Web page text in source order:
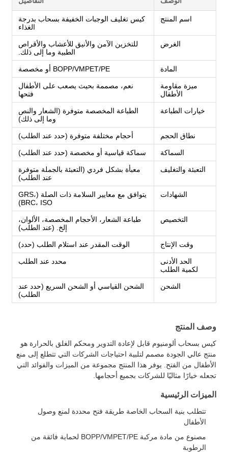
اسم المنتج
كيس تغليف الوجبات الخفيفة بسحاب بدرجة
الغذاء
الغرض
للتخزين الآمن والأنيق للأعشاب والأقراص
الطبية وما إلى ذلك.
المادة BOPP/VMPET/PE أو مخصصة
ميزة مقاومة
الأطفال
نعم، مصممة بحيث يصعب على الأطفال
فتحها
خيارات الطباعة
الطباعة المخصصة متوفرة (الشعار والنص
وما إلى ذلك)
نطاق الحجم أحجام مختلفة متوفرة (حدد عند الطلب)
السماكة سماكة قياسية أو مخصصة (حدد عند الطلب)
التعبئة والتغليف
معبأة بشكل فردي (التعبئة بالجملة متوفرة
عند الطلب)
الشهادات
يتوافق مع معايير السلامة ذات الصلة (GRS،
BRC، ISO)
التخصيص
طباعة الشعار، الأحجام المخصصة، الألوان،
إلخ. (عند الطلب)
وقت الإنتاج الوقت المقدر عند استلام الطلب (حدد)
الحد الأدنى
لكمية الطلب
محدد عند الطلب
الشحن
الشحن القياسي أو الشحن السريع (حدد عند
الطلب)
وصف المنتج
كيس بسحاب ألومنيوم قابل لإعادة التدوير ومحكم الغلق بالحرارة هو
منتج عالي الجودة مصمم لتلبية احتياجات الشركات التي تتطلع إلى منع
الأطفال من الفتح. يوفر هذا المنتج مجموعة من الميزات والفوائد التي
تجعله خيارًا مثاليًا للشركات بجميع أحجامها.
الميزات الرئيسية
تتطلب بنية السحاب الخاصة طريقة فتح محددة لمنع وصول
الأطفال
مصنوع من مادة مركبة BOPP/VMPET/PE لحماية فائقة من
الرطوبة